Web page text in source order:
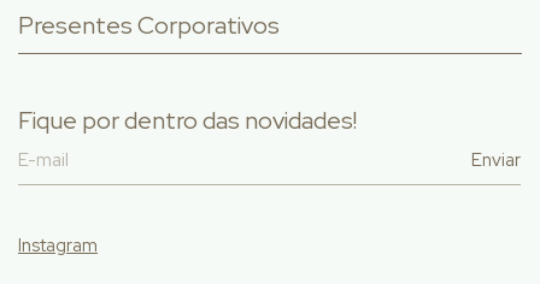
Presentes Corporativos
Fique por dentro das novidades!
Instagram